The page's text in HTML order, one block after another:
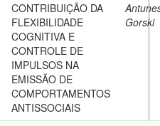
CONTRIBUIÇÃO DA
FLEXIBILIDADE
COGNITIVA E
CONTROLE DE
IMPULSOS NA
EMISSÃO DE
COMPORTAMENTOS
ANTISSOCIAIS
Gorski